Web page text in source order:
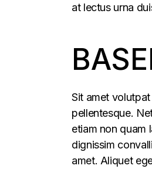
at lectus urna
Sit amet
pellentesque.
etiam non quam
dignissim
amet. Aliquet